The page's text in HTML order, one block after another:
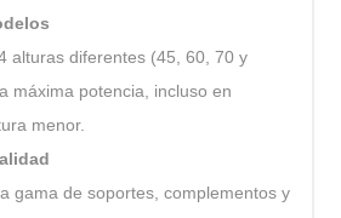
alturas diferentes (45, 60, 70 y
máxima potencia, incluso en
menor.
gama de soportes, complementos y